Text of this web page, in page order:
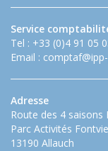
Service
Tel : +33 (0)4 91 05
Email :
Adresse
Route des 4 saisons
Parc Activités
13190 Allauch